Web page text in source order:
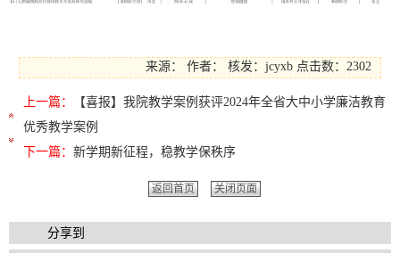
来源：作者：核发：jcyxb 点击数：2302
上一篇：
【喜报】我院教学案例获评2024年全省大中小学廉洁教育
优秀教学案例
下一篇： 新学期新征程，稳教学保秩序
返回首页 关闭页面
分享到